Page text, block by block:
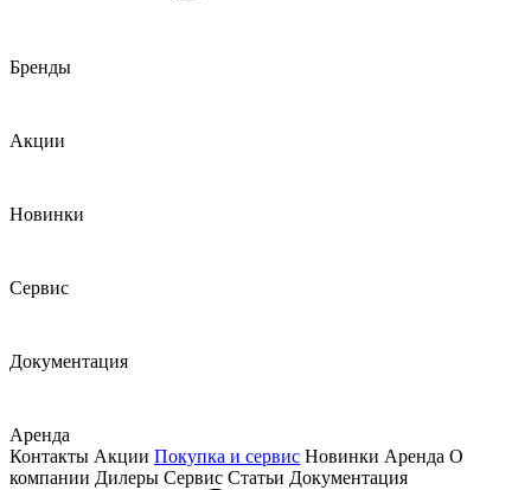
Бренды
Акции
Новинки
Сервис
Документация
Аренда
Контакты Акции Покупка и сервис Новинки Аренда О
компании Дилеры Сервис Статьи Документация